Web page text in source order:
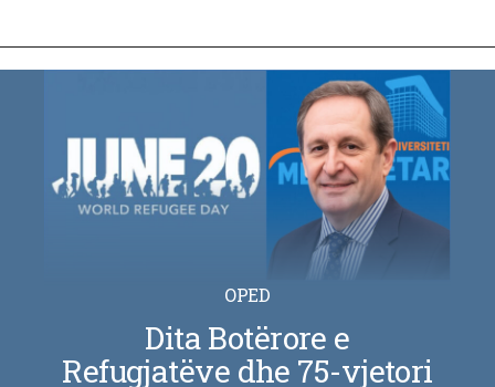
OPED
Dita Botërore e
Refugjatëve dhe 75-vjetori